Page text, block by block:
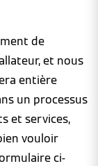
de
et nous
entière
un processus
et services,
vouloir
ci-